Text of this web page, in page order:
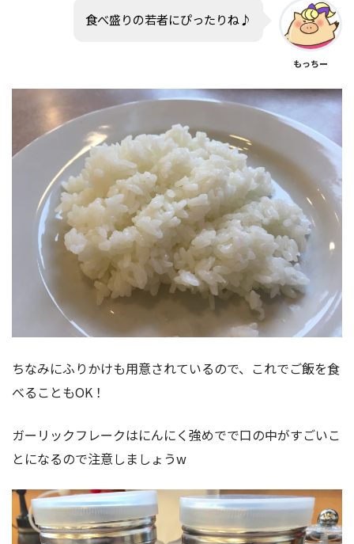
食べ盛りの若者にぴったりね♪
もっちー
ちなみにふりかけも用意されているので、これでご飯を食
べることもOK！
ガーリックフレークはにんにく強めでで口の中がすごいこ
とになるので注意しましょうw